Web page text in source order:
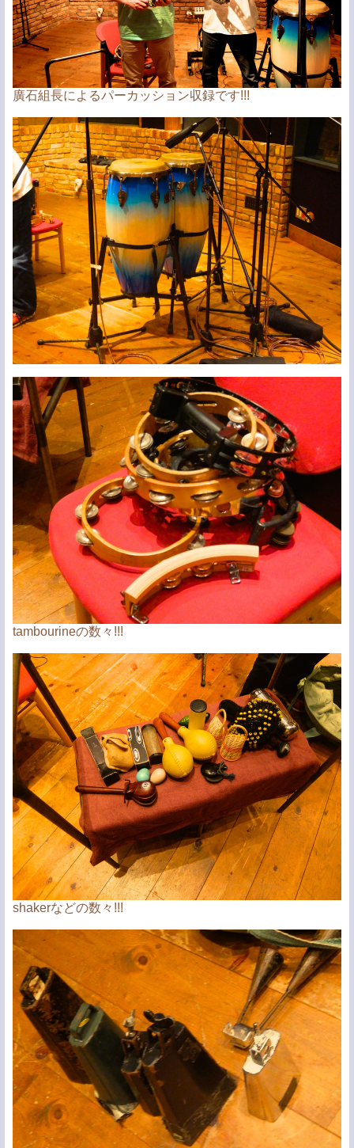
廣石組長によるパーカッション収録です!!!
tambourineの数々!!!
shakerなどの数々!!!